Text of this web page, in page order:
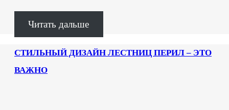
Читать дальше
СТИЛЬНЫЙ ДИЗАЙН ЛЕСТНИЦ ПЕРИЛ – ЭТО
ВАЖНО